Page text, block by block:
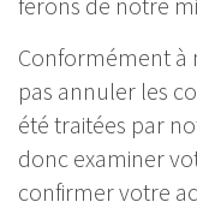
Conformément à
pas annuler les
été traitées par
donc examiner
confirmer votre